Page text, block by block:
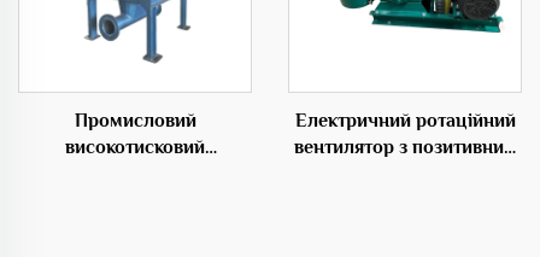
Промисловий
високотисковий
Електричний ротаційний
вентилятор з позитивним